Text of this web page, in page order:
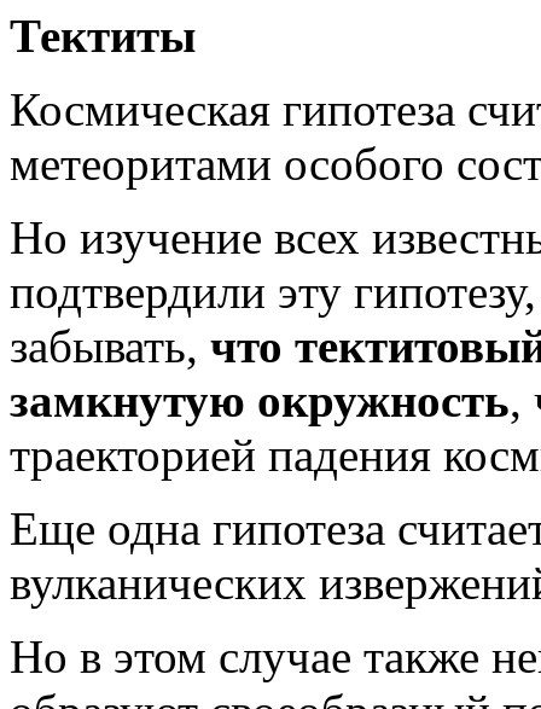
Тектиты
Космическая гипотеза
метеоритами особого
Но изучение всех
подтвердили эту
забывать, что
замкнутую окружность,
траекторией падения
Еще одна гипотеза
вулканических
Но в этом случае также